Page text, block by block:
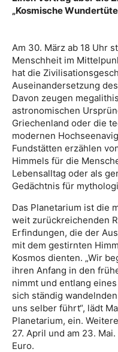
„Kosmische
Am 30. März ab 18 Uhr
Menschheit im
hat die
Auseinandersetzung
Davon zeugen
astronomischen
Griechenland oder die
modernen
Fundstätten erzählen
Himmels für die
Lebensalltag oder als
Gedächtnis für
Das Planetarium ist die
weit zurückreichenden
Erfindungen, die der
mit dem gestirnten
Kosmos dienten. „Wir
ihren Anfang in den
nimmt und entlang eines
sich ständig
uns selber führt“, lädt
Planetarium, ein.
27. April und am 23.
Euro.